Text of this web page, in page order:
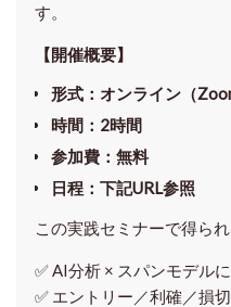
す。
【開催概要】
形式：オンライン（
時間：2時間
参加費：無料
日程：下記URL参照
この実践セミナーで得ら
✅ AI分析 × スパンモデル
✅ エントリー／利確／損